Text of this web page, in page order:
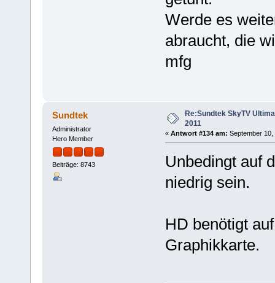
Werde es
abraucht, die
mfg
Sundtek
Administrator
Hero Member
Beiträge: 8743
Re:Sundtek SkyTV
2011
« Antwort #134 am: September 10,
Unbedingt auf
niedrig sein.
HD benötigt
Graphikkarte.